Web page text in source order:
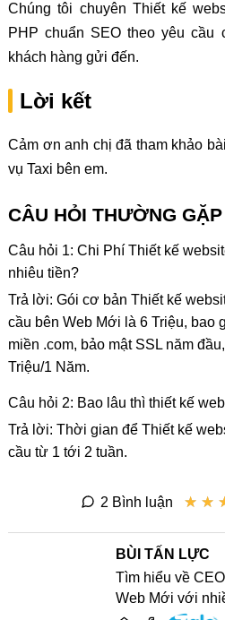
Chúng tôi chuyên Thiết kế
PHP chuẩn SEO theo yêu cầu
khách hàng gửi đến.
Lời kết
Cảm ơn anh chị đã tham khảo
vụ Taxi bên em.
CÂU HỎI THƯỜNG GẶP
Câu hỏi 1: Chi Phí Thiết kế
nhiêu tiền?
Trả lời: Gói cơ bản Thiết kế
cầu bên Web Mới là 6 Triệu, bao
miền .com, bảo mật SSL năm
Triệu/1 Năm.
Câu hỏi 2: Bao lâu thì thiết kế
Trả lời: Thời gian để Thiết kế
cầu từ 1 tới 2 tuần.
★ ★
★ ★
2 Bình luận
BÙI TẤN LỰC
Tìm hiểu về
Web Mới với